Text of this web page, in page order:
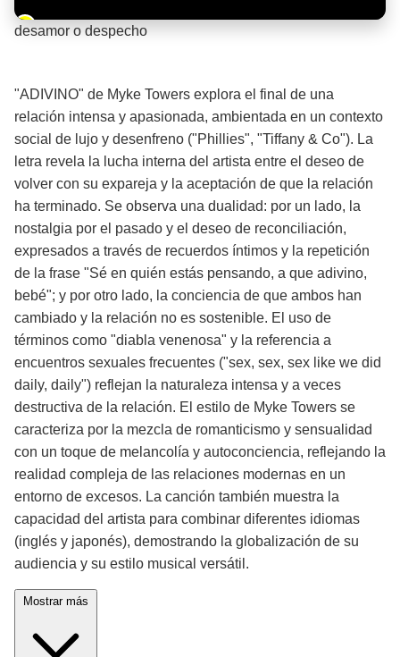
Barra de progreso de la reproducción
desamor o despecho
"ADIVINO" de Myke Towers explora el final de una
relación intensa y apasionada, ambientada en un contexto
social de lujo y desenfreno ("Phillies", "Tiffany & Co"). La
letra revela la lucha interna del artista entre el deseo de
volver con su expareja y la aceptación de que la relación
ha terminado. Se observa una dualidad: por un lado, la
nostalgia por el pasado y el deseo de reconciliación,
expresados a través de recuerdos íntimos y la repetición
de la frase "Sé en quién estás pensando, a que adivino,
bebé"; y por otro lado, la conciencia de que ambos han
cambiado y la relación no es sostenible. El uso de
términos como "diabla venenosa" y la referencia a
encuentros sexuales frecuentes ("sex, sex, sex like we did
daily, daily") reflejan la naturaleza intensa y a veces
destructiva de la relación. El estilo de Myke Towers se
caracteriza por la mezcla de romanticismo y sensualidad
con un toque de melancolía y autoconciencia, reflejando la
realidad compleja de las relaciones modernas en un
entorno de excesos. La canción también muestra la
capacidad del artista para combinar diferentes idiomas
(inglés y japonés), demostrando la globalización de su
audiencia y su estilo musical versátil.